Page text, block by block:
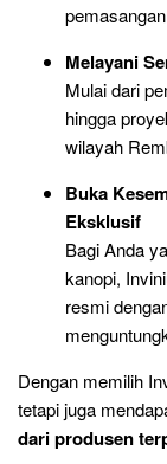
Melayani
Mulai dari
hingga
wilayah
Buka
Eksklusif
Bagi Anda
kanopi,
resmi
Dengan memilih
tetapi juga
dari produsen